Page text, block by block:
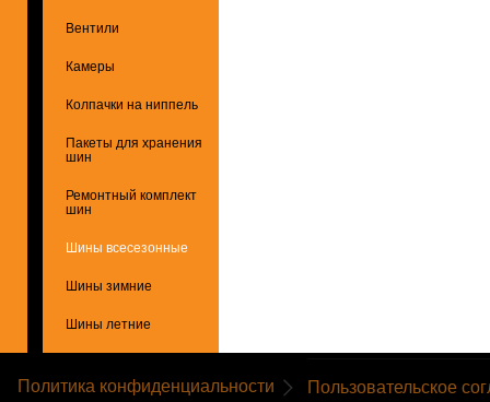
Вентили
Камеры
Колпачки на ниппель
Пакеты для хранения
шин
Ремонтный комплект
шин
Шины всесезонные
Шины зимние
Шины летние
Политика конфиденциальности Пользовательское